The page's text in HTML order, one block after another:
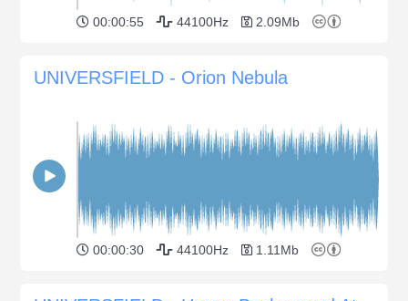
00:00:55 44100Hz 2.09Mb
UNIVERSFIELD - Orion Nebula
00:00:30 44100Hz 1.11Mb